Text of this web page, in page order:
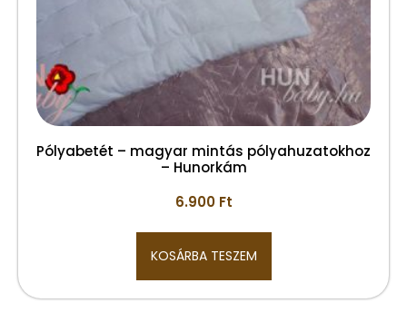
Pólyabetét – magyar mintás pólyahuzatokhoz
– Hunorkám
6.900 Ft
KOSÁRBA TESZEM